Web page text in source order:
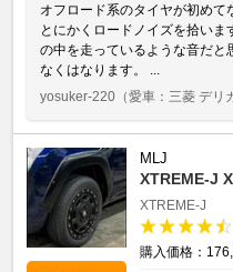
オフロード系のタイヤが初めて
とにかくロードノイズを拾い
の中を走っているような音だと
なくはなります。 ...
yosuker-220 （愛車：三菱 デリ
MLJ
XTREME-J
XTREME-J
購入価格：